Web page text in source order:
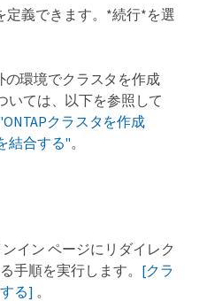
定義できます。*続行*を選
の環境でクラスタを作成
いては、以下を参照して
クラスタを作成
結合する"。
イン ページにリダイレク
手順を実行します。 [クラ
る] 。